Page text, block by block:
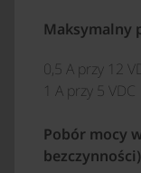
Maksymalny
0,5 A przy 12
1 A przy 5 VDC
Pobór mocy
bezczynności)